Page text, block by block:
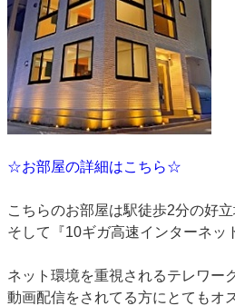
☆お部屋の詳細はこちら☆
こちらのお部屋は駅徒歩2分の好立
そして『10ギガ高速インターネッ
ネット環境を重視されるテレワー
動画配信をされてる方にとてもオ